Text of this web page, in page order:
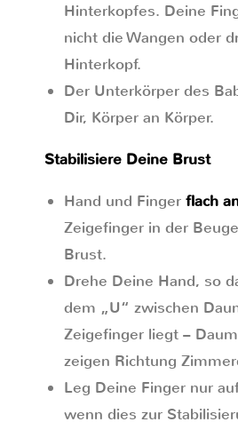
Hinterkopfes. Deine
nicht die Wangen oder
Hinterkopf.
Der Unterkörper des
Dir, Körper an Körper.
Stabilisiere Deine Brust
Hand und Finger flach
Zeigefinger in der
Brust.
Drehe Deine Hand, so
dem „U“ zwischen
Zeigefinger liegt –
zeigen Richtung
Leg Deine Finger nur
wenn dies zur